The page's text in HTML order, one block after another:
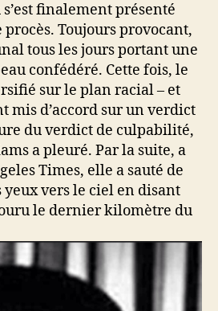
finalement présenté
Toujours provocant,
tous les jours portant une
confédéré. Cette fois, le
sur le plan racial – et
mis d’accord sur un verdict
du verdict de culpabilité,
a pleuré. Par la suite, a
Times, elle a sauté de
yeux vers le ciel en disant
le dernier kilomètre du